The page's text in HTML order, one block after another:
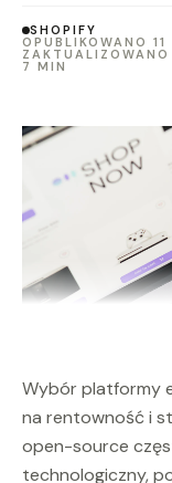
SHOPIFY
OPUBLIKOWANO
7 MIN
Wybór platformy
na rentowność i
open-source
technologiczny,